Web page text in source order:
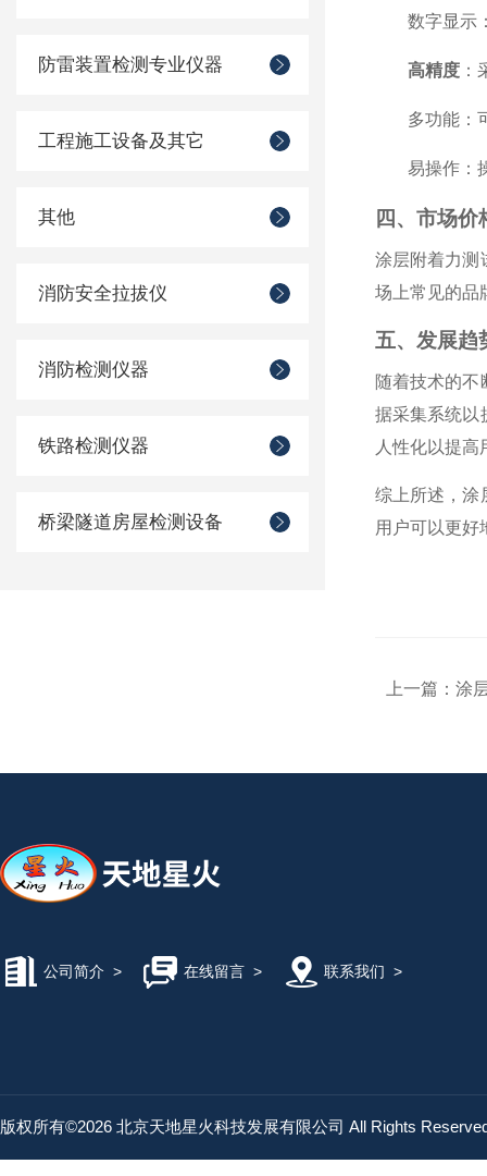
防雷装置检测专业仪器
工程施工设备及其它
其他
消防安全拉拔仪
消防检测仪器
铁路检测仪器
桥梁隧道房屋检测设备
数字显示
高精度：
多功能：
易操作：
四、市场价
涂层附着力测
场上常见的品
五、发展趋
随着技术的
据采集系统以
人性化以提高
综上所述，涂
用户可以更好
上一篇： 涂
公司简介 > 在线留言> 联系我们 >
版权所有©2026 北京天地星火科技发展有限公司 All Rights